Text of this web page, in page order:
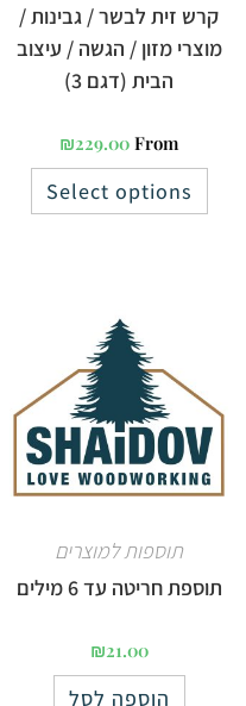
קרש זית לבשר / גבינות /
מוצרי מזון / הגשה / עיצוב
הבית (דגם 3)
From
₪229.00
Select options
תוספות למוצרים
תוספת חריטה עד 6 מילים
₪21.00
הוספה לסל